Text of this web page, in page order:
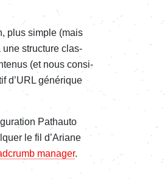
plus simple (mais
une struc­­ture clas­­
(et nous consi­
d’URL géné­­rique
Pathauto
le fil d’Ariane
mana­­ger.